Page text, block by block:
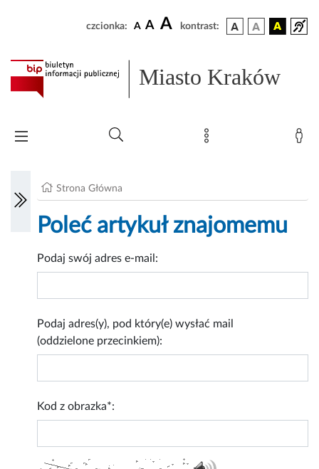
czcionka: A A A kontrast:
Miasto Kraków
Strona Główna
Poleć artykuł znajomemu
Podaj swój adres e-mail:
Podaj adres(y), pod który(e) wysłać mail
(oddzielone przecinkiem):
Kod z obrazka*: